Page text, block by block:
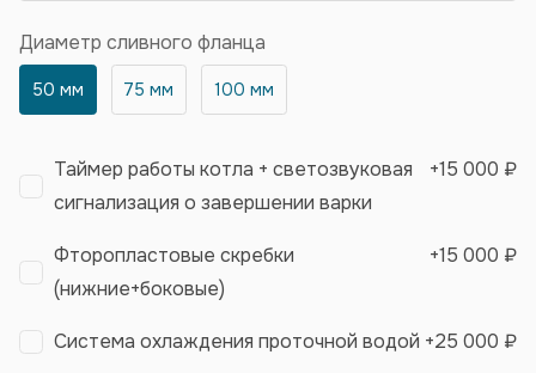
Диаметр сливного фланца
50 мм 75 мм 100 мм
Таймер работы котла + светозвуковая
сигнализация о завершении варки
+15 000 ₽
Фторопластовые скребки
(нижние+боковые)
+15 000 ₽
Система охлаждения проточной водой +25 000 ₽